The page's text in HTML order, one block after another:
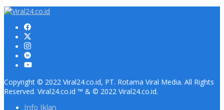
Copyright © 2022 Viral24.co.id, PT. Rotama Viral Media. All Rights
Reserved. Viral24.co.id ™ & © 2022 Viral24.co.id.
Info Iklan